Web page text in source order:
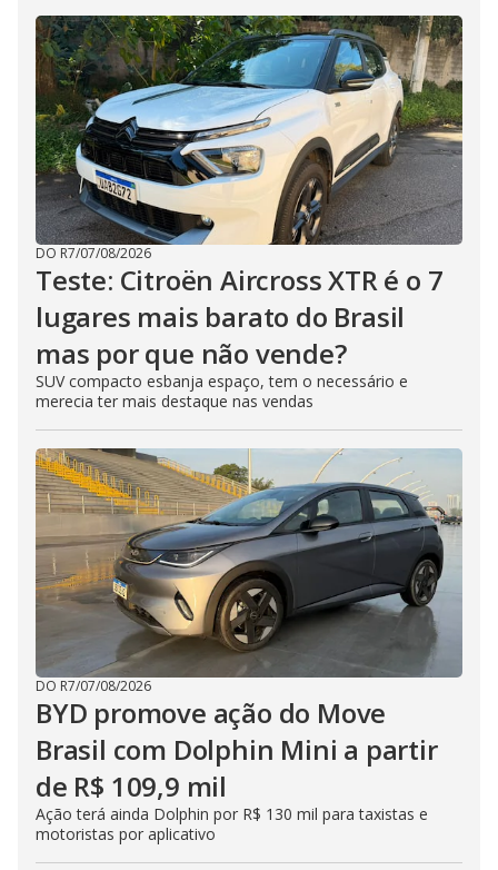
DO R7/07/08/2026
Teste: Citroën Aircross XTR é o 7
lugares mais barato do Brasil
mas por que não vende?
SUV compacto esbanja espaço, tem o necessário e
merecia ter mais destaque nas vendas
DO R7/07/08/2026
BYD promove ação do Move
Brasil com Dolphin Mini a partir
de R$ 109,9 mil
Ação terá ainda Dolphin por R$ 130 mil para taxistas e
motoristas por aplicativo